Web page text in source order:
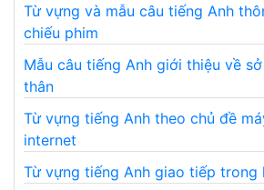
Từ vựng và mẫu câu tiếng Anh
chiếu phim
Mẫu câu tiếng Anh giới thiệu về
thân
Từ vựng tiếng Anh theo chủ đề
internet
Từ vựng tiếng Anh giao tiếp trong